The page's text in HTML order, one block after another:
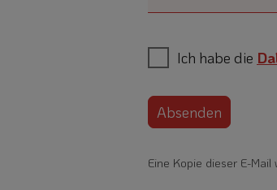
Ich habe die
Absenden
Eine Kopie dieser E-Mail